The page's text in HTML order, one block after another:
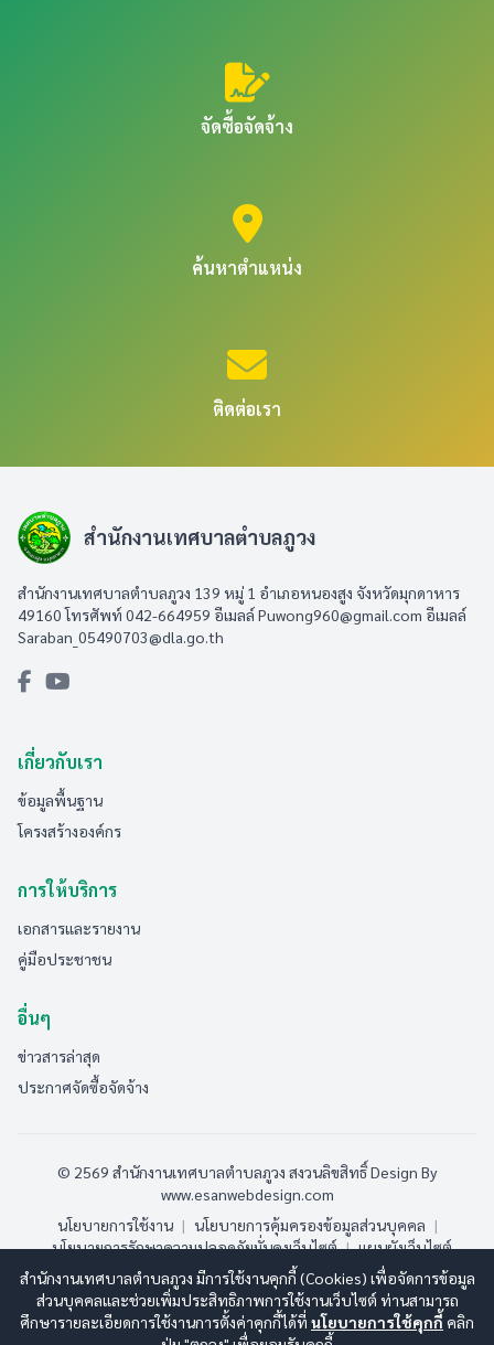
จัดซื้อจัดจ้าง
ค้นหาตำแหน่ง
ติดต่อเรา
สำนักงานเทศบาลตำบลภูวง
สำนักงานเทศบาลตำบลภูวง 139 หมู่ 1 อำเภอหนองสูง จังหวัดมุกดาหาร
49160 โทรศัพท์ 042-664959 อีเมลล์Puwong960@gmail.com อีเมลล์
Saraban_05490703@dla.go.th
เกี่ยวกับเรา
ข้อมูลพื้นฐาน
โครงสร้างองค์กร
การให้บริการ
เอกสารและรายงาน
คู่มือประชาชน
อื่นๆ
ข่าวสารล่าสุด
ประกาศจัดซื้อจัดจ้าง
© 2569 สำนักงานเทศบาลตำบลภูวง สงวนลิขสิทธิ์Design By
www.esanwebdesign.com
นโยบายการใช้งาน | นโยบายการคุ้มครองข้อมูลส่วนบุคคล |
นโยบายการรักษาความปลอดภัยมั่นคงเว็บไซต์ | แผนผังเว็บไซต์
ออนไลน์:5 ทั้งหมด:187 (ดูสถิติทั้งหมด)
สำนักงานเทศบาลตำบลภูวง มีการใช้งานคุกกี้ (Cookies) เพื่อจัดการข้อมูล
ส่วนบุคคลและช่วยเพิ่มประสิทธิภาพการใช้งานเว็บไซต์ ท่านสามารถ
ศึกษารายละเอียดการใช้งานการตั้งค่าคุกกี้ได้ที่ นโยบายการใช้คุกกี้ คลิก